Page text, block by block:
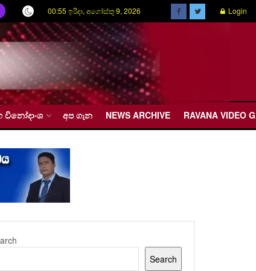
00:55 ඉරිදා, අගෝස්තු 9, 2026 Login
විනෝදාංශ අප ගැන NEWS ARCHIVE RAVANA VIDEO
Search